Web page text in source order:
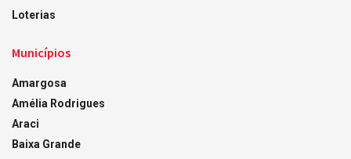
Loterias
Municípios
Amargosa
Amélia Rodrigues
Araci
Baixa Grande